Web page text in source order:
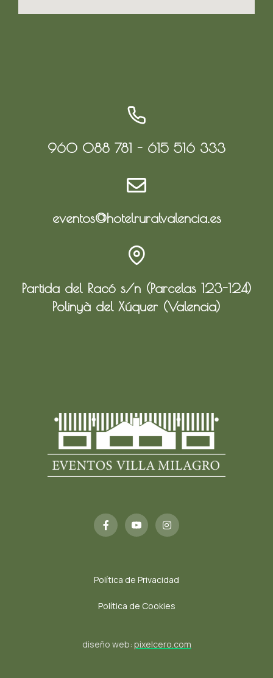
Política de Privacidad
Política de Cookies
diseño web: pixelcero.com
960 088 781 - 615 516 333
eventos@hotelruralvalencia.es
Partida del Racó s/n (Parcelas 123-124)
Polinyà del Xúquer (Valencia)